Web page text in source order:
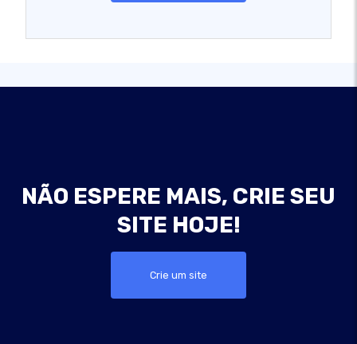
NÃO ESPERE MAIS, CRIE SEU
SITE HOJE!
Crie um site